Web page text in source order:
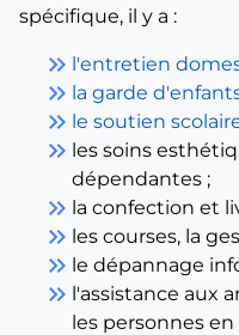
spécifique, il y a :
keyboard_double_arrow_right l'entretien
keyboard_double_arrow_right la garde
keyboard_double_arrow_right le soutien
keyboard_double_arrow_right les soins
dépendantes ;
keyboard_double_arrow_right la confection et
keyboard_double_arrow_right les courses, la
keyboard_double_arrow_right le dépannage
keyboard_double_arrow_right l'assistance aux
les personnes